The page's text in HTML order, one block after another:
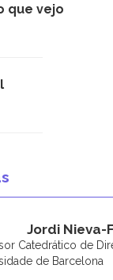
que vejo
Jordi Nieva-
Catedrático de
de Barcelona